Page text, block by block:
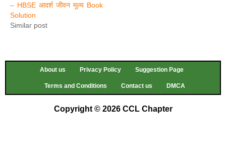
– HBSE आदर्श जीवन मूल्य Book
Solution
Similar post
About us Privacy Policy Suggestion Page
Terms and Conditions Contact us DMCA
Copyright © 2026 CCL Chapter